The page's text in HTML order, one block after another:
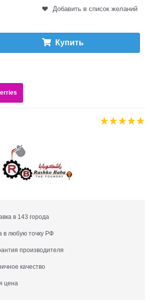
Добавить в список желаний
Купить
в 143 города
в любую точку РФ
производителя
качество
цена